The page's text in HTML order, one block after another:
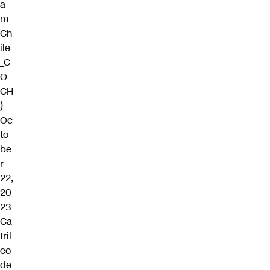
a
m
Ch
ile
_C
O
CH
)
Oc
to
be
r
22,
20
23
Ca
tril
eo
de